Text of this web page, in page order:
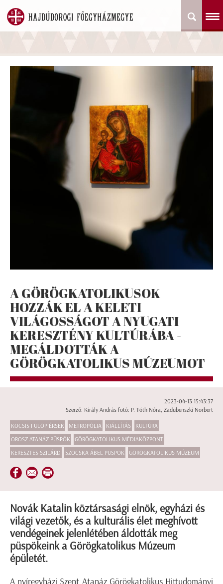
A GÖRÖGKATOLIKUSOK
HOZZÁK EL A KELETI
VILÁGOSSÁGOT A NYUGATI
KERESZTÉNY KULTÚRÁBA -
MEGÁLDOTTÁK A
GÖRÖGKATOLIKUS MÚZEUMOT
2023-04-13 15:43:37
Szerző: Király András fotó: P. Tóth Nóra, Zadubenszki Norbert
KOCSIS FÜLÖP ÉRSEK METROPÓLIA KIÁLLÍTÁS
KULTÚRA
OROSZ ATANÁZ PÜSPÖK
GÖRÖGKATOLIKUS MÉDIAKÖZPONT
KERESZTES SZILÁRD
SZOCSKA ÁBEL PÜSPÖK GÖRÖGKATOLIKUS MÚZEUM
Novák Katalin köztársasági elnök, egyházi és
világi vezetők, és a kulturális élet meghívott
vendégeinek jelenlétében áldották meg
püspökeink a Görögkatolikus Múzeum
épületét.
A nyíregyházi Szent Atanáz Görögkatolikus Hittudományi